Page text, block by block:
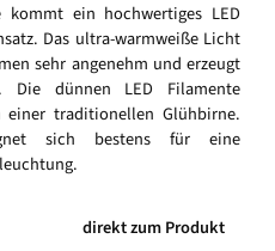
ein hochwertiges LED
Das ultra-warmweiße Licht
sehr angenehm und erzeugt
Die dünnen LED Filamente
traditionellen Glühbirne.
sich bestens für eine
direkt zum Produkt